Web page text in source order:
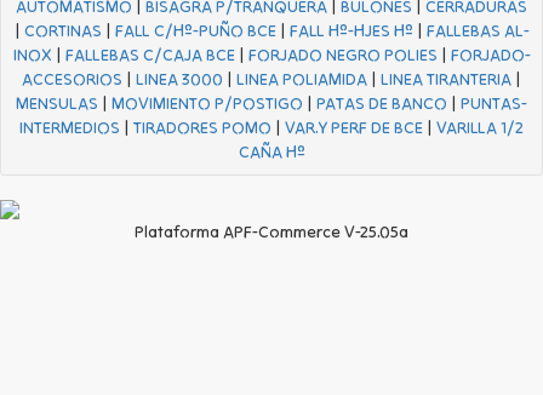
AUTOMATISMO | BISAGRA P/TRANQUERA | BULONES | CERRADURAS
| CORTINAS | FALL C/Hº-PUÑO BCE| FALL Hº-HJES Hº | FALLEBAS AL-
INOX | FALLEBAS C/CAJA BCE| FORJADO NEGRO POLIES | FORJADO-
ACCESORIOS | LINEA 3000 | LINEA POLIAMIDA | LINEA TIRANTERIA |
MENSULAS | MOVIMIENTO P/POSTIGO | PATAS DE BANCO | PUNTAS-
INTERMEDIOS | TIRADORES POMO | VAR.Y PERF DE BCE | VARILLA 1/2
CAÑA Hº
Plataforma APF-Commerce V-25.05a